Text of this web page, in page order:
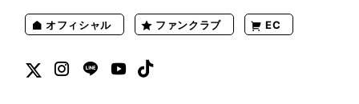
オフィシャル ファンクラブ EC